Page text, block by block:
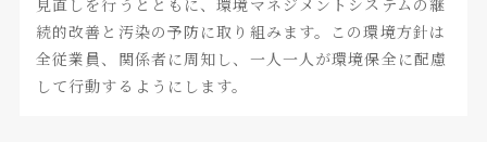
続的改善と汚染の予防に取り組みます。この環境方針は
全従業員、関係者に周知し、一人一人が環境保全に配慮
して行動するようにします。